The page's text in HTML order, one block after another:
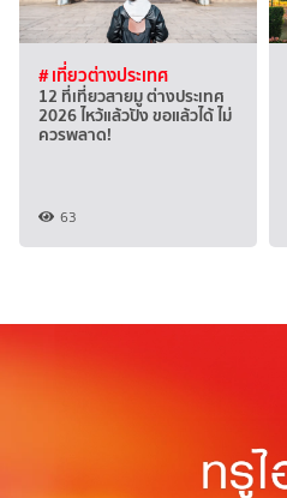
# เที่ยวต่างประเทศ
12 ที่เที่ยวสายมู ต่างประเทศ
2026 ไหว้แล้วปัง ขอแล้วได้ ไม่
ควรพลาด!
63